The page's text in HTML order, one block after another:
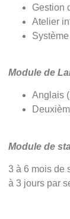
Gestion
Atelier
Module de
Anglais
Module de
3 à 6 mois de
à 3 jours par